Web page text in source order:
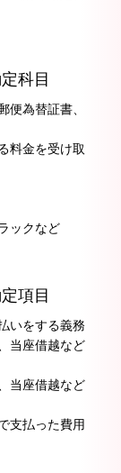
科目
便為替証書、
料金を受け取
ックなど
項目
いをする義務
当座借越など
当座借越など
支払った費用